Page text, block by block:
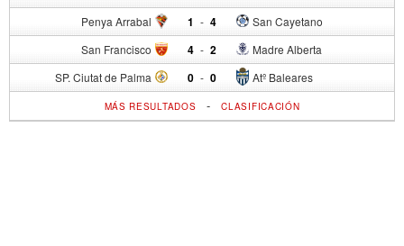
Penya Arrabal 1 - San Cayetano
4
San Francisco 4 - Madre Alberta
2
SP. Ciutat de Palma 0 - Atº Baleares
0
MÁS RESULTADOS -CLASIFICACIÓN